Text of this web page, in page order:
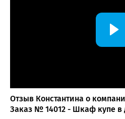
Отзыв Константина о
Заказ № 14012 - Шкаф купе в